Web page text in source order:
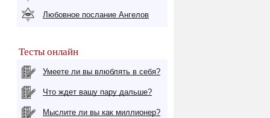
Любовное послание Ангелов
Тесты онлайн
Умеете ли вы влюблять в себя?
Что ждет вашу пару дальше?
Мыслите ли вы как миллионер?